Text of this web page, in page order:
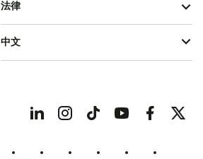
法律
中文